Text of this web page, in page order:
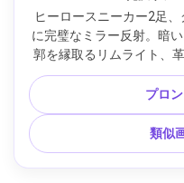
ヒーロースニーカー2足
に完璧なミラー反射。暗
郭を縁取るリムライト、
IV＋50mm・f/5.6・コン
ライティング、エディト
クスチャ＆ステ
プロ
類似